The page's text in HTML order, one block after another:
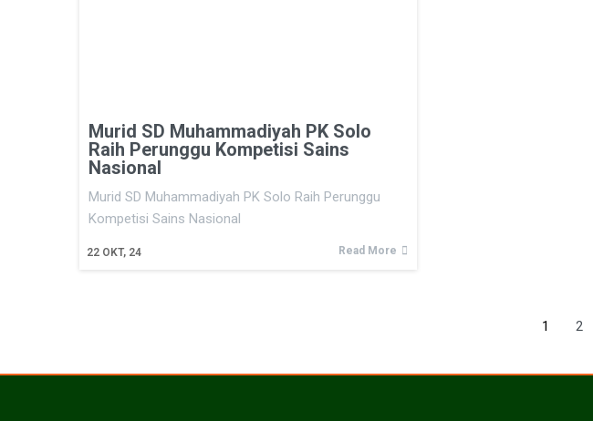
Murid SD Muhammadiyah PK Solo
Raih Perunggu Kompetisi Sains
Nasional
22 OKT, 24
Murid SD Muhammadiyah PK Solo Raih Perunggu
Kompetisi Sains Nasional
Read More
1 2